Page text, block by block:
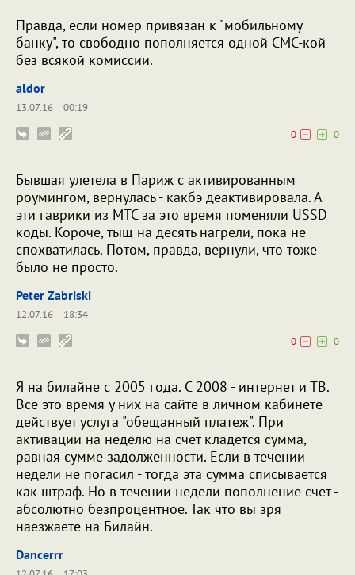
Правда, если номер привязан к "мобильному
банку", то свободно пополняется одной СМС-кой
без всякой комиссии.
aldor
13.07.16
00:19
0
0
Бывшая улетела в Париж с активированным
роумингом, вернулась - какбэ деактивировала. А
эти гаврики из МТС за это время поменяли USSD
коды. Короче, тыщ на десять нагрели, пока не
спохватилась. Потом, правда, вернули, что тоже
было не просто.
Peter Zabriski
12.07.16
18:34
0
0
Я на билайне с 2005 года. С 2008 - интернет и ТВ.
Все это время у них на сайте в личном кабинете
действует услуга "обещанный платеж". При
активации на неделю на счет кладется сумма,
равная сумме задолженности. Если в течении
недели не погасил - тогда эта сумма списывается
как штраф. Но в течении недели пополнение счет -
абсолютно безпроцентное. Так что вы зря
наезжаете на Билайн.
Dancerrr